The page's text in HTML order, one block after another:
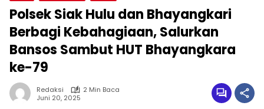
Polsek Siak Hulu dan Bhayangkari
Berbagi Kebahagiaan, Salurkan
Bansos Sambut HUT Bhayangkara
ke-79
Redaksi
2 Min Baca
Juni 20, 2025